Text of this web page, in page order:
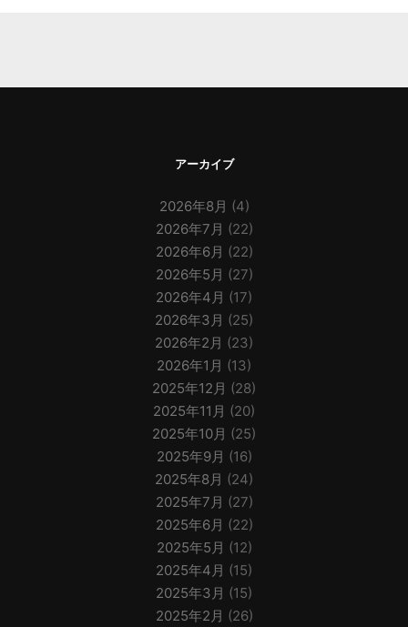
アーカイブ
2026年8月 (4)
2026年7月 (22)
2026年6月 (22)
2026年5月 (27)
2026年4月 (17)
2026年3月 (25)
2026年2月 (23)
2026年1月 (13)
2025年12月 (28)
2025年11月 (20)
2025年10月 (25)
2025年9月 (16)
2025年8月 (24)
2025年7月 (27)
2025年6月 (22)
2025年5月 (12)
2025年4月 (15)
2025年3月 (15)
2025年2月 (26)